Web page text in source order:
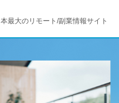
最大のリモート/副業情報サイト